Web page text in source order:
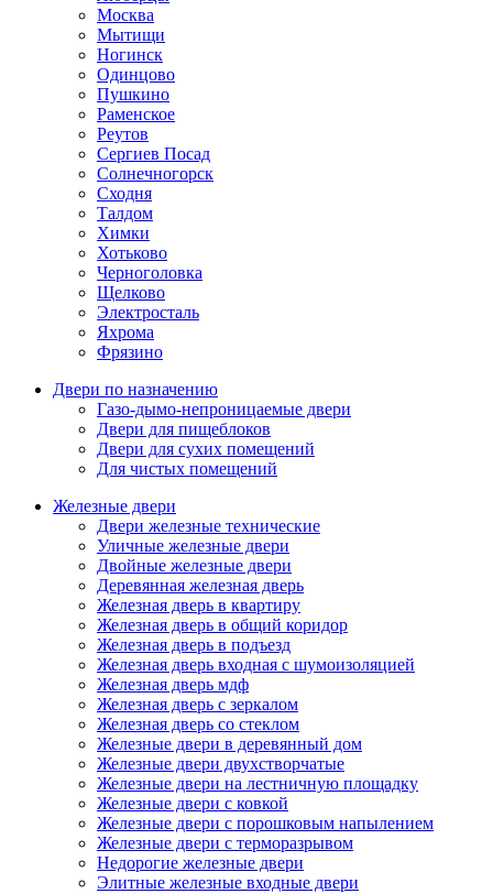
Москва
Мытищи
Ногинск
Одинцово
Пушкино
Раменское
Реутов
Сергиев Посад
Солнечногорск
Сходня
Талдом
Химки
Хотьково
Черноголовка
Щелково
Электросталь
Яхрома
Фрязино
Двери по назначению
Газо-дымо-непроницаемые двери
Двери для пищеблоков
Двери для сухих помещений
Для чистых помещений
Железные двери
Двери железные технические
Уличные железные двери
Двойные железные двери
Деревянная железная дверь
Железная дверь в квартиру
Железная дверь в общий коридор
Железная дверь в подъезд
Железная дверь входная с шумоизоляцией
Железная дверь мдф
Железная дверь с зеркалом
Железная дверь со стеклом
Железные двери в деревянный дом
Железные двери двухстворчатые
Железные двери на лестничную площадку
Железные двери с ковкой
Железные двери с порошковым напылением
Железные двери с терморазрывом
Недорогие железные двери
Элитные железные входные двери